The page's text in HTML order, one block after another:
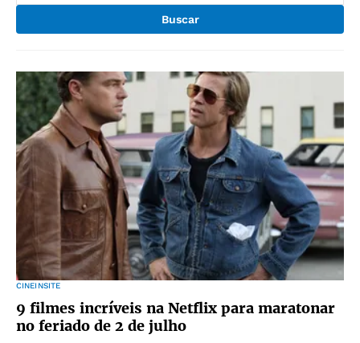
Buscar
CINEINSITE
9 filmes incríveis na Netflix para maratonar
no feriado de 2 de julho